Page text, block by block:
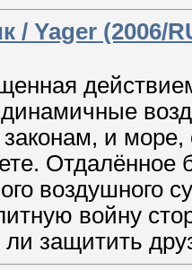
/ Yager (2006/
и море,
Отдалённое
воздушного
войну
защитить